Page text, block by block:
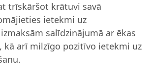
trīskāršot krātuvi savā
ietekmi uz
salīdzinājumā ar ēkas
kā arī milzīgo pozitīvo ietekmi uz